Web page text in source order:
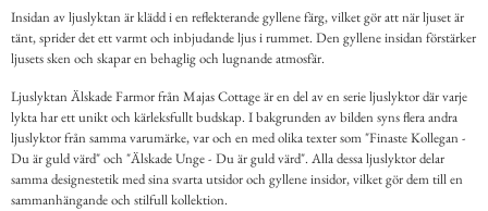
Insidan av ljuslyktan är klädd i en reflekterande gyllene färg, vilket gör att när ljuset är
tänt, sprider det ett varmt och inbjudande ljus i rummet. Den gyllene insidan förstärker
ljusets sken och skapar en behaglig och lugnande atmosfär.
Ljuslyktan Älskade Farmor från Majas Cottage är en del av en serie ljuslyktor där varje
lykta har ett unikt och kärleksfullt budskap. I bakgrunden av bilden syns flera andra
ljuslyktor från samma varumärke, var och en med olika texter som "Finaste Kollegan -
Du är guld värd" och "Älskade Unge - Du är guld värd". Alla dessa ljuslyktor delar
samma designestetik med sina svarta utsidor och gyllene insidor, vilket gör dem till en
sammanhängande och stilfull kollektion.